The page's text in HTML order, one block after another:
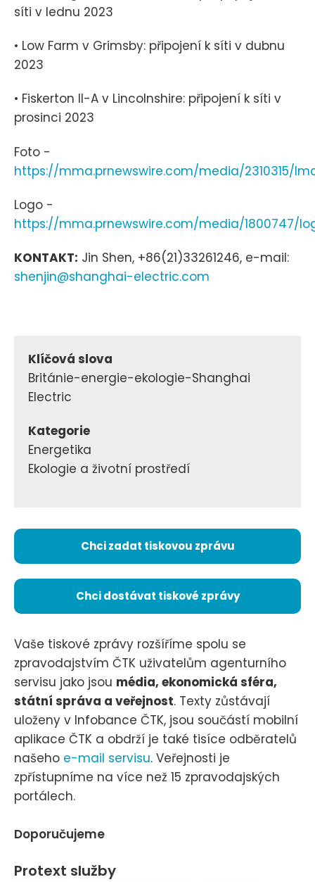
síti v lednu 2023
• Low Farm v Grimsby: připojení k síti v dubnu
2023
• Fiskerton II-A v Lincolnshire: připojení k síti v
prosinci 2023
Foto -
https://mma.prnewswire.com/media/2310315/
Logo -
https://mma.prnewswire.com/media/1800747/
KONTAKT: Jin Shen, +86(21)33261246, e-mail:
shenjin@shanghai-electric.com
Klíčová slova
Británie-energie-ekologie-Shanghai
Electric
Kategorie
Energetika
Ekologie a životní prostředí
Chci zadat tiskovou zprávu
Chci dostávat tiskové zprávy
Vaše tiskové zprávy rozšíříme spolu se
zpravodajstvím ČTK uživatelům agenturního
servisu jako jsou média, ekonomická sféra,
státní správa a veřejnost. Texty zůstávají
uloženy v Infobance ČTK, jsou součástí mobilní
aplikace ČTK a obdrží je také tisíce odběratelů
našeho e-mail servisu. Veřejnosti je
zpřístupníme na více než 15 zpravodajských
portálech.
Doporučujeme
Protext služby